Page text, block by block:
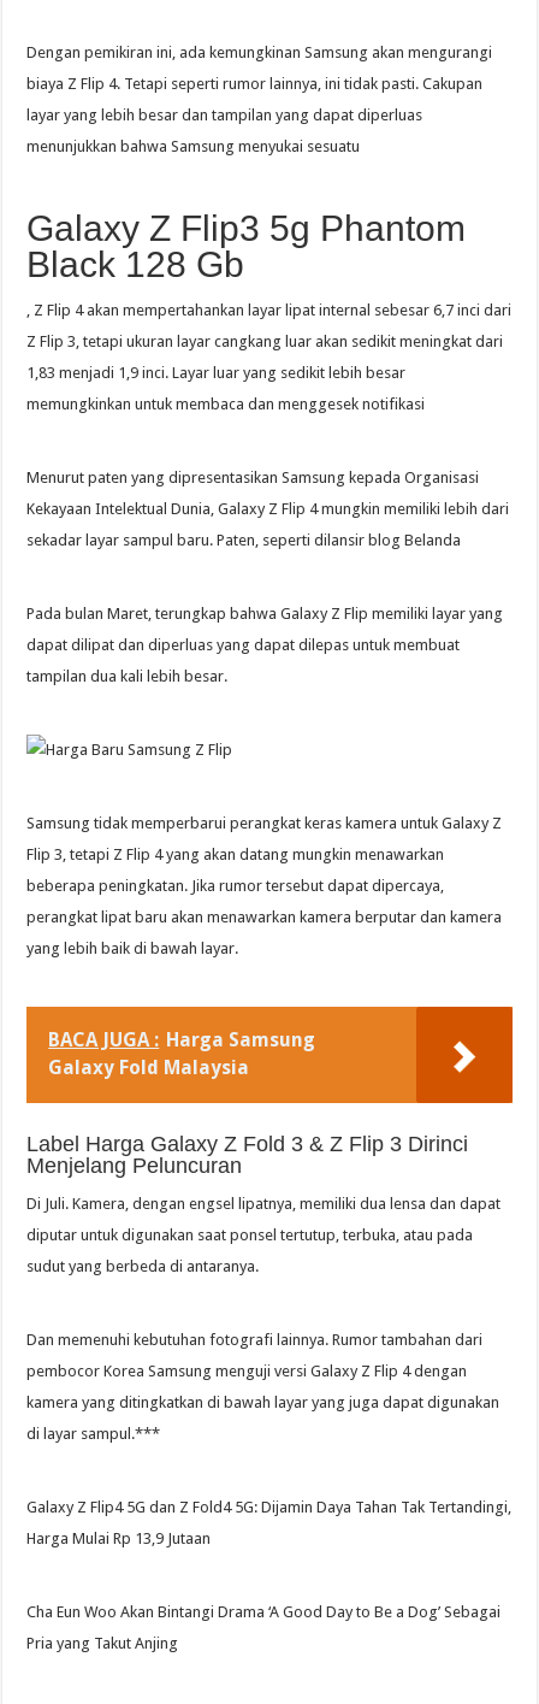
Dengan pemikiran ini, ada kemungkinan Samsung akan mengurangi
biaya Z Flip 4. Tetapi seperti rumor lainnya, ini tidak pasti. Cakupan
layar yang lebih besar dan tampilan yang dapat diperluas
menunjukkan bahwa Samsung menyukai sesuatu
Galaxy Z Flip3 5g Phantom
Black 128 Gb
, Z Flip 4 akan mempertahankan layar lipat internal sebesar 6,7 inci dari
Z Flip 3, tetapi ukuran layar cangkang luar akan sedikit meningkat dari
1,83 menjadi 1,9 inci. Layar luar yang sedikit lebih besar
memungkinkan untuk membaca dan menggesek notifikasi
Menurut paten yang dipresentasikan Samsung kepada Organisasi
Kekayaan Intelektual Dunia, Galaxy Z Flip 4 mungkin memiliki lebih dari
sekadar layar sampul baru. Paten, seperti dilansir blog Belanda
Pada bulan Maret, terungkap bahwa Galaxy Z Flip memiliki layar yang
dapat dilipat dan diperluas yang dapat dilepas untuk membuat
tampilan dua kali lebih besar.
Samsung tidak memperbarui perangkat keras kamera untuk Galaxy Z
Flip 3, tetapi Z Flip 4 yang akan datang mungkin menawarkan
beberapa peningkatan. Jika rumor tersebut dapat dipercaya,
perangkat lipat baru akan menawarkan kamera berputar dan kamera
yang lebih baik di bawah layar.
BACA JUGA : Harga Samsung
Galaxy Fold Malaysia
Label Harga Galaxy Z Fold 3 & Z Flip 3 Dirinci
Menjelang Peluncuran
Di Juli. Kamera, dengan engsel lipatnya, memiliki dua lensa dan dapat
diputar untuk digunakan saat ponsel tertutup, terbuka, atau pada
sudut yang berbeda di antaranya.
Dan memenuhi kebutuhan fotografi lainnya. Rumor tambahan dari
pembocor Korea Samsung menguji versi Galaxy Z Flip 4 dengan
kamera yang ditingkatkan di bawah layar yang juga dapat digunakan
di layar sampul.***
Galaxy Z Flip4 5G dan Z Fold4 5G: Dijamin Daya Tahan Tak Tertandingi,
Harga Mulai Rp 13,9 Jutaan
Cha Eun Woo Akan Bintangi Drama ‘A Good Day to Be a Dog’ Sebagai
Pria yang Takut Anjing